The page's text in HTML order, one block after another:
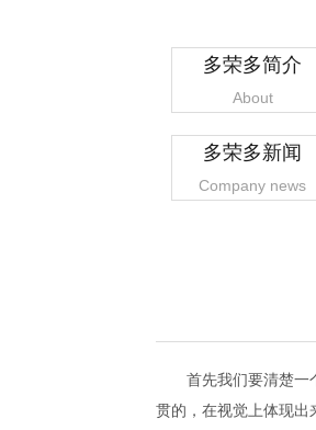
多荣多简介
About
多荣多新闻
Company news
首先我们要清楚一个
贯的，在视觉上体现出